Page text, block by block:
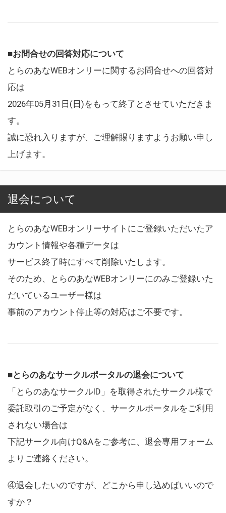
■お問合せの回答対応について
とらのあなWEBオンリーに関するお問合せへの回答対
応は
2026年05月31日(日)をもって終了とさせていただきま
す。
誠に恐れ入りますが、ご理解賜りますようお願い申し
上げます。
退会について
とらのあなWEBオンリーサイトにご登録いただいたア
カウント情報や各種データは
サービス終了時にすべて削除いたします。
そのため、とらのあなWEBオンリーにのみご登録いた
だいているユーザー様は
事前のアカウント停止等の対応はご不要です。
■とらのあなサークルポータルの退会について
「とらのあなサークルID」を取得されたサークル様で
委託取引のご予定がなく、サークルポータルをご利用
されない場合は
下記サークル向けQ&Aをご参考に、退会専用フォーム
よりご連絡ください。
④退会したいのですが、どこから申し込めばいいので
すか？